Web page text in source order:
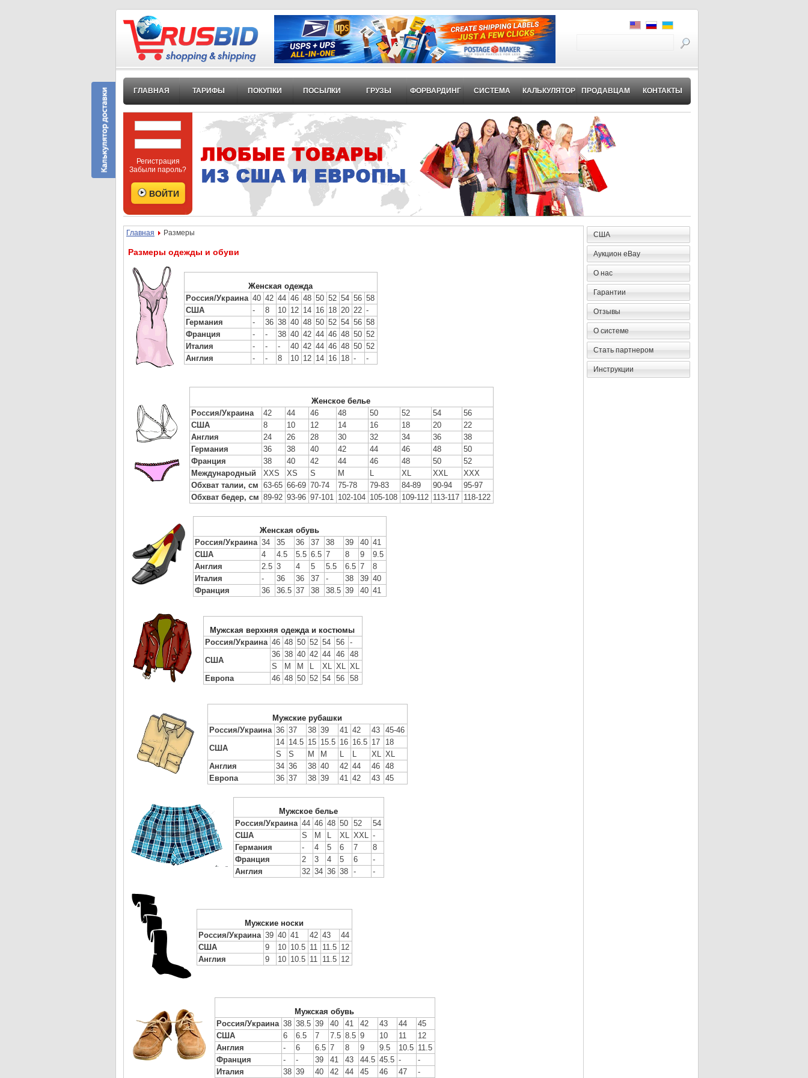
ГЛАВНАЯ ТАРИФЫ ПОКУПКИ ПОСЫЛКИ ГРУЗЫ ФОРВАРДИНГ СИСТЕМА КАЛЬКУЛЯТОР ПРОДАВЦАМ КОНТАКТЫ
Регистрация
Забыли пароль?
Главная Размеры
Размеры одежды и обуви
Женская одежда
Россия/Украина 40 42 44 46 48 50 52 54 56 58
США
- 8 10 12 14 16 18 20 22 -
Германия
- 36 38 40 48 50 52 54 56 58
Франция
- - 38 40 42 44 46 48 50 52
Италия
- - - 40 42 44 46 48 50 52
Англия
- - 8 10 12 14 16 18 - -
Женское белье
Россия/Украина
42 44 46 48 50 52 54
56
США
8 10 12 14 16 18 20
22
Англия
24 26 28 30 32 34 36
38
Германия
36 38 40 42 44 46 48
50
Франция
38 40 42 44 46 48 50
52
Международный
XXS XS S M L XL XXL
XXX
Обхват талии, см 63-65 66-69 70-74 75-78 79-83 84-89 90-94
95-97
Обхват бедер, см 89-92 93-96 97-101 102-104 105-108 109-112 113-117 118-122
Женская обувь
Россия/Украина 34 35 36 37 38 39 40 41
США
4 4.5 5.5 6.5 7 8 9
9.5
Англия
2.5 3 4 5 5.5 6.5 7
8
Италия
- 36 36 37 - 38 39 40
Франция
36 36.5 37 38 38.5 39 40 41
Мужская верхняя одежда и костюмы
Россия/Украина 46 48 50 52 54 56 -
США
36 38 40 42 44 46 48
S
M M L XL XL XL
Европа
46 48 50 52 54 56 58
Мужские рубашки
Россия/Украина 36 37 38 39 41 42 43 45-46
США
14 14.5 15 15.5 16 16.5 17
18
S
S M M L L XL XL
Англия
34 36 38 40 42 44 46 48
Европа
36 37 38 39 41 42 43 45
Мужское белье
Россия/Украина 44 46 48 50 52
54
США
S M L XL XXL -
Германия
- 4 5 6 7
8
Франция
2 3 4 5 6
-
Англия
32 34 36 38 - -
Мужские носки
Россия/Украина 39 40 41 42 43
44
США
9 10 10.5 11 11.5 12
Англия
9 10 10.5 11 11.5 12
Мужская обувь
Россия/Украина 38 38.5 39 40 41 42 43 44
45
США
6 6.5 7 7.5 8.5 9 10 11
12
Англия
- 6 6.5 7 8 9 9.5 10.5 11.5
Франция
- - 39 41 43 44.5 45.5 -
-
Италия
38 39 40 42 44 45 46 47 -
США
Аукцион eBay
О нас
Гарантии
Отзывы
О системе
Стать партнером
Инструкции